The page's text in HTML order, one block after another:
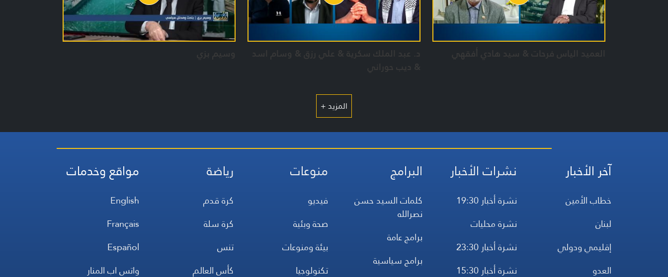
العميد الياس فرحات & سيد هادي أفقهي
د. عبد الملك سكرية & علي رزق & وسام اسد
& ديب حوراني
وسيم بزي
المزيد +
آخر الأخبار
خطاب الأمين
لبنان
إقليمي ودولي
العدو
نشرات الأخبار
نشرة أخبار 19:30
نشرة محليات
نشرة أخبار 23:30
نشرة أخبار 15:30
البرامج
كلمات السيد حسن
نصرالله
برامج عامة
برامج سياسية
منوعات
فيديو
صحة وبئية
بيئة ومنوعات
تكنولوجيا
رياضة
كرة قدم
كرة سلة
تنس
كأس العالم
مواقع وخدمات
English
Français
Español
واتس اب المنار